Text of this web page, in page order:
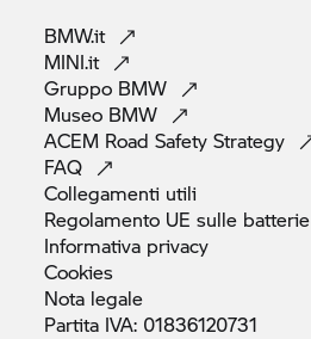
BMW.it
MINI.it
Gruppo BMW
Museo BMW
ACEM Road SafetyStrategy
FAQ
Collegamenti utili
Regolamento UE sulle batterie
Informativa privacy
Cookies
Nota legale
Partita IVA: 01836120731